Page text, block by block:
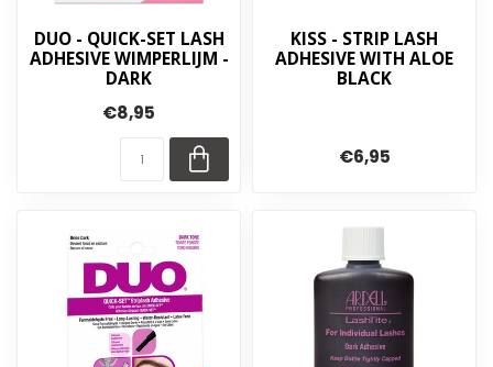
DUO - QUICK-SET LASH
ADHESIVE WIMPERLIJM -
DARK
€8,95
KISS - STRIP LASH
ADHESIVE WITH ALOE
BLACK
€6,95